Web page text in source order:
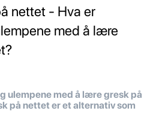
nettet - Hva er
med å lære
ulempene med å lære gresk på
på nettet er et alternativ som